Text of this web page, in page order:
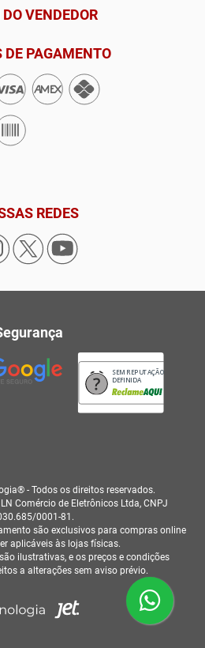
VENDEDOR
DE PAGAMENTO
REDES
SEM REPUTAÇÃO
DEFINIDA
- Todos os direitos reservados.
Comércio de Eletrônicos Ltda, CNPJ
0001-81.
são exclusivos para compras online
aplicáveis às lojas físicas.
ilustrativas, e os preços e condições
a alterações sem aviso prévio.